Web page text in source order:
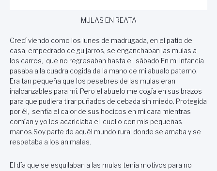
MULAS EN REATA
Crecí viendo como los lunes de madrugada, en el patio de
casa, empedrado de guijarros, se enganchaban las mulas a
los carros, que no regresaban hasta el sábado.En mi infancia
pasaba a la cuadra cogida de la mano de mi abuelo paterno.
Era tan pequeña que los pesebres de las mulas eran
inalcanzables para mí. Pero el abuelo me cogía en sus brazos
para que pudiera tirar puñados de cebada sin miedo. Protegida
por él, sentía el calor de sus hocicos en mi cara mientras
comían y yo les acariciaba el cuello con mis pequeñas
manos.Soy parte de aquél mundo rural donde se amaba y se
respetaba a los animales.
El día que se esquilaban a las mulas tenía motivos para no